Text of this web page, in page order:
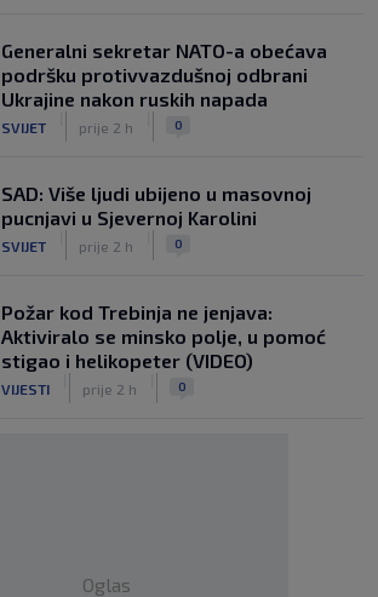
Generalni sekretar NATO-a obećava
podršku protivvazdušnoj odbrani
Ukrajine nakon ruskih napada
SVIJET prije 2 h 0
SAD: Više ljudi ubijeno u masovnoj
pucnjavi u Sjevernoj Karolini
SVIJET prije 2 h 0
Požar kod Trebinja ne jenjava:
Aktiviralo se minsko polje, u pomoć
stigao i helikopeter (VIDEO)
VIJESTI prije 2 h 0
Oglas